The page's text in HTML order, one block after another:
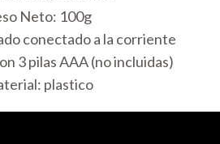
Neto: 100g
conectado a la corriente
3 pilas AAA (no incluidas)
plastico